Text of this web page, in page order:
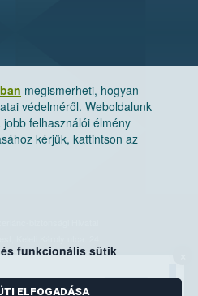
megismerheti, hogyan
védelméről. Weboldalunk
felhasználói élmény
kérjük, kattintson az
funkcionális sütik
ELFOGADÁSA
biztonsági Hivatal
Budapest. Pf. 30.